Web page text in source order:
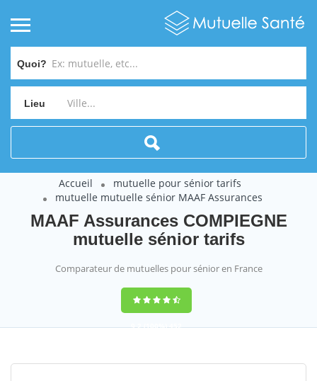
Quoi?
Lieu
Accueil
mutuelle pour sénior tarifs
mutuelle mutuelle sénior MAAF Assurances
MAAF Assurances COMPIEGNE
mutuelle sénior tarifs
Comparateur de mutuelles pour sénior en France
9,2(100%)452